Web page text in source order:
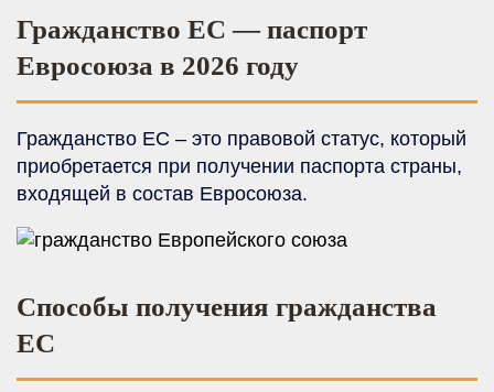
Гражданство ЕС — паспорт
Евросоюза в 2026 году
Гражданство ЕС – это правовой статус, который
приобретается при получении паспорта страны,
входящей в состав Евросоюза.
Способы получения гражданства
ЕС